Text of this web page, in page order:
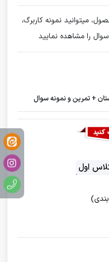
میتوانید نمونه کاربرگ،
را مشاهده نمایید
+ تمرین و نمونه سوال
اول